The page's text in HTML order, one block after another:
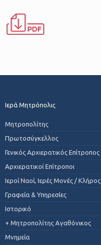
Ιερά Μητρόπολις
Μητροπολίτης
Πρωτοσύγκελλος
Γενικός Αρχιερατικός Επίτροπος
Αρχιερατικοί Επίτροποι
Ιεροί Ναοί, Ιερές Μονές / Κλήρος
Γραφεία & Υπηρεσίες
Ιστορικό
+ Μητροπολίτης Αγαθόνικος
Μνημεία